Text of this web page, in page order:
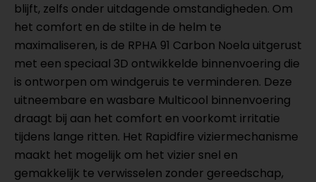
blijft, zelfs onder uitdagende omstandigheden. Om
het comfort en de stilte in de helm te
maximaliseren, is de RPHA 91 Carbon Noela uitgerust
met een speciaal 3D ontwikkelde binnenvoering die
is ontworpen om windgeruis te verminderen. Deze
uitneembare en wasbare Multicool binnenvoering
draagt bij aan het comfort en voorkomt irritatie
tijdens lange ritten. Het Rapidfire viziermechanisme
maakt het mogelijk om het vizier snel en
gemakkelijk te verwisselen zonder gereedschap,